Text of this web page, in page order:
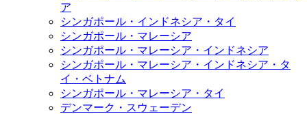
ア
シンガポール・インドネシア・タイ
シンガポール・マレーシア
シンガポール・マレーシア・インドネシア
シンガポール・マレーシア・インドネシア・タ
イ・ベトナム
シンガポール・マレーシア・タイ
デンマーク・スウェーデン